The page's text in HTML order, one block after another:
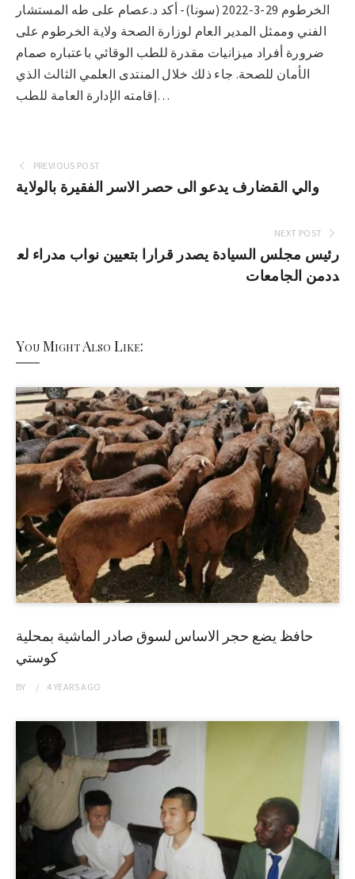
الخرطوم 29-3-2022 (سونا)- أكد د.عصام على طه المستشار
الفني وممثل المدير العام لوزارة الصحة ولاية الخرطوم على
ضرورة أفراد ميزانيات مقدرة للطب الوقائي باعتباره صمام
الأمان للصحة. جاء ذلك خلال المنتدى العلمي الثالث الذي
إقامته الإدارة العامة للطب…
PREVIOUS POST
والي القضارف يدعو الى حصر الاسر الفقيرة بالولاية
NEXT POST
رئيس مجلس السيادة يصدر قرارا بتعيين نواب مدراء لع
ددمن الجامعات
You Might Also Like:
حافظ يضع حجر الاساس لسوق صادر الماشية بمحلية
كوستي
BY 4 YEARSAGO